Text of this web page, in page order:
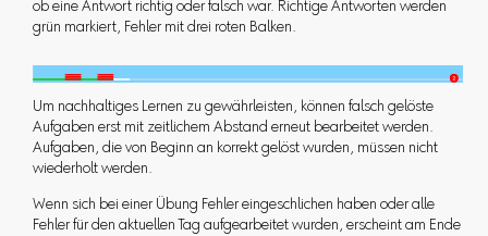
ob eine Antwort richtig oder falsch war. Richtige Antworten werden
grün markiert, Fehler mit drei roten Balken.
Um nachhaltiges Lernen zu gewährleisten, können falsch gelöste
Aufgaben erst mit zeitlichem Abstand erneut bearbeitet werden.
Aufgaben, die von Beginn an korrekt gelöst wurden, müssen nicht
wiederholt werden.
Wenn sich bei einer Übung Fehler eingeschlichen haben oder alle
Fehler für den aktuellen Tag aufgearbeitet wurden, erscheint am Ende